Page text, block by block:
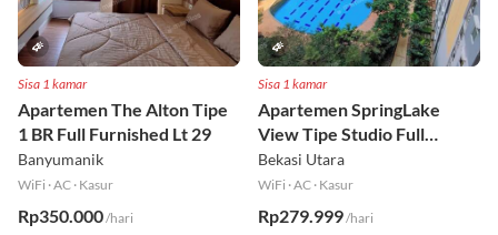
Sisa 1 kamar
Apartemen The Alton Tipe
1 BR Full Furnished Lt 29
Banyumanik
WiFi ·AC · Kasur
Rp350.000/hari
Sisa 1 kamar
Apartemen SpringLake
View Tipe Studio Full
Furnished Lt 2
Bekasi Utara
WiFi ·AC · Kasur
Rp279.999/hari